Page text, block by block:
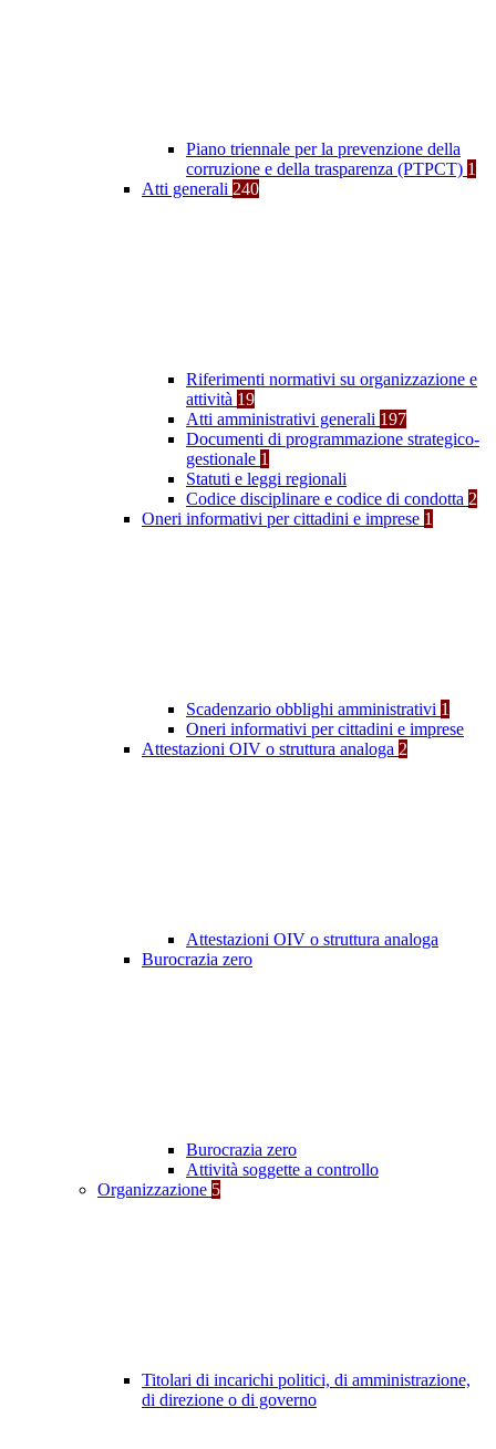
Piano triennale per la prevenzione della
corruzione e della trasparenza (PTPCT) 1
Atti generali 240
Riferimenti normativi su organizzazione e
attività 19
Atti amministrativi generali 197
Documenti di programmazione strategico-
gestionale 1
Statuti e leggi regionali
Codice disciplinare e codice di condotta 2
Oneri informativi per cittadini e imprese 1
Scadenzario obblighi amministrativi 1
Oneri informativi per cittadini e imprese
Attestazioni OIV o struttura analoga 2
Attestazioni OIV o struttura analoga
Burocrazia zero
Burocrazia zero
Attività soggette a controllo
Organizzazione 5
Titolari di incarichi politici, di amministrazione,
di direzione o di governo